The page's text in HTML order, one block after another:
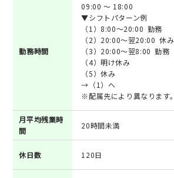
勤務時間
09:00 ～ 18:00
▼シフトパターン例
（1）8:00～20:00 勤務
（2）20:00～翌20:00 休み
（3）20:00～翌8:00 勤務
（4）明け休み
（5）休み
→（1）へ
※配属先により異なります。
月平均残業時
間
20時間未満
休日数 120日